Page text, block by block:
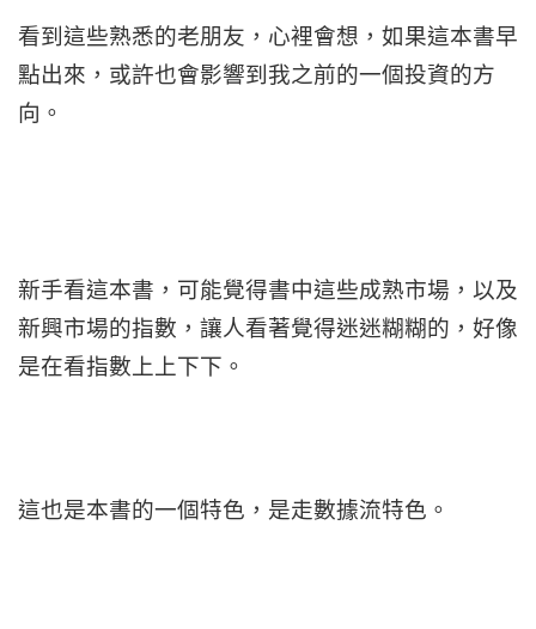
看到這些熟悉的老朋友，心裡會想，如果這本書早
點出來，或許也會影響到我之前的一個投資的方
向。
新手看這本書，可能覺得書中這些成熟市場，以及
新興市場的指數，讓人看著覺得迷迷糊糊的，好像
是在看指數上上下下。
這也是本書的一個特色，是走數據流特色。